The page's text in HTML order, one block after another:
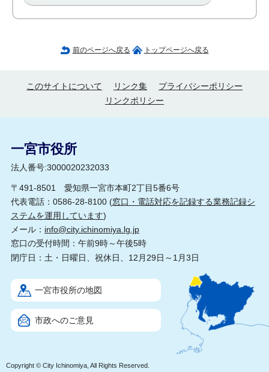
前のページへ戻る トップページへ戻る
このサイトについて リンク集
プライバシーポリシー
リンクポリシー
一宮市役所
法人番号:3000020232033
〒491-8501 愛知県一宮市本町2丁目5番6号
代表電話：0586-28-8100 (窓口・電話対応を記録する業務記録シ
ステムを運用しています)
メール： info@city.ichinomiya.lg.jp
窓口の受付時間：午前9時～午後5時
閉庁日：土・日曜日、祝休日、12月29日～1月3日
一宮市役所の地図
市政へのご意見
Copyright © City Ichinomiya, All Rights Reserved.